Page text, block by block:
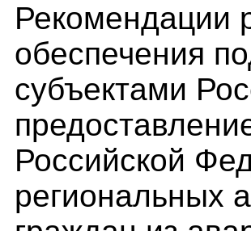
Рекомендации
обеспечения
субъектами
Российской
региональных